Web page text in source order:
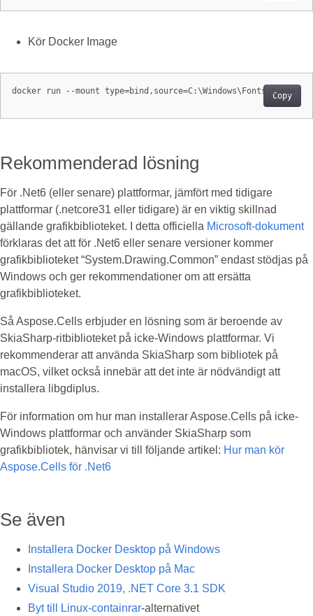
Kör Docker Image
Copy
docker run --mount
Rekommenderad lösning
För .Net6 (eller senare) plattformar, jämfört med tidigare
plattformar (.netcore31 eller tidigare) är en viktig skillnad
gällande grafikbiblioteket. I detta officiella Microsoft-dokument
förklaras det att för .Net6 eller senare versioner kommer
grafikbiblioteket “System.Drawing.Common” endast stödjas på
Windows och ger rekommendationer om att ersätta
grafikbiblioteket.
Så Aspose.Cells erbjuder en lösning som är beroende av
SkiaSharp-ritbiblioteket på icke-Windows plattformar. Vi
rekommenderar att använda SkiaSharp som bibliotek på
macOS, vilket också innebär att det inte är nödvändigt att
installera libgdiplus.
För information om hur man installerar Aspose.Cells på icke-
Windows plattformar och använder SkiaSharp som
grafikbibliotek, hänvisar vi till följande artikel: Hur man kör
Aspose.Cells för .Net6
Se även
Installera Docker Desktop på Windows
Installera Docker Desktop på Mac
Visual Studio 2019, .NET Core 3.1 SDK
Byt till Linux-containrar-alternativet